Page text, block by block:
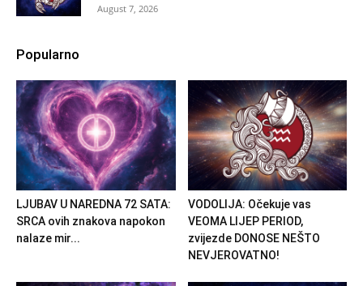
August 7, 2026
Popularno
LJUBAV U NAREDNA 72 SATA:
SRCA ovih znakova napokon
nalaze mir...
VODOLIJA: Očekuje vas
VEOMA LIJEP PERIOD,
zvijezde DONOSE NEŠTO
NEVJEROVATNO!